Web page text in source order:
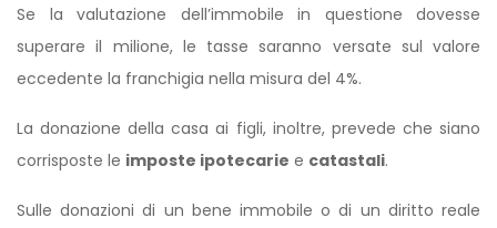
Se la valutazione dell’immobile in questione dovesse
superare il milione, le tasse saranno versate sul valore
eccedente la franchigia nella misura del 4%.
La donazione della casa ai figli, inoltre, prevede che siano
corrisposte le imposte ipotecarie e catastali.
Sulle donazioni di un bene immobile o di un diritto reale